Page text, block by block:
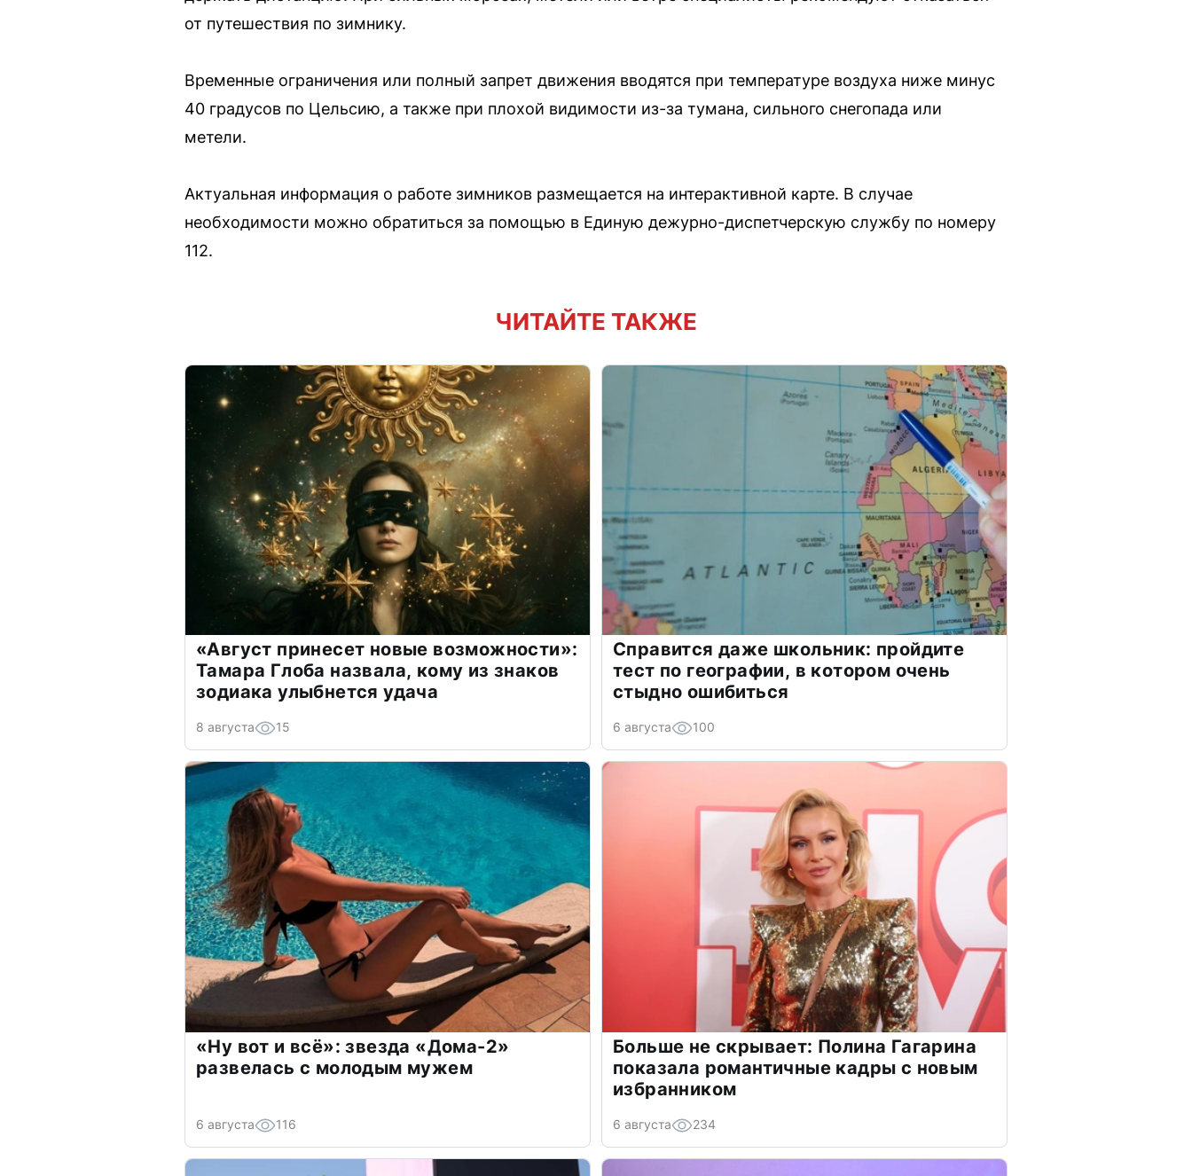
от путешествия по зимнику.
Временные ограничения или полный запрет движения вводятся при температуре воздуха ниже минус
40 градусов по Цельсию, а также при плохой видимости из-за тумана, сильного снегопада или
метели.
Актуальная информация о работе зимников размещается на интерактивной карте. В случае
необходимости можно обратиться за помощью в Единую дежурно-диспетчерскую службу по номеру
112.
ЧИТАЙТЕ ТАКЖЕ
«Август принесет новые возможности»:
Тамара Глоба назвала, кому из знаков
зодиака улыбнется удача
8 августа 15
Справится даже школьник: пройдите
тест по географии, в котором очень
стыдно ошибиться
6 августа 100
«Ну вот и всё»: звезда «Дома-2»
развелась с молодым мужем
6 августа 116
Больше не скрывает: Полина Гагарина
показала романтичные кадры с новым
избранником
6 августа 234